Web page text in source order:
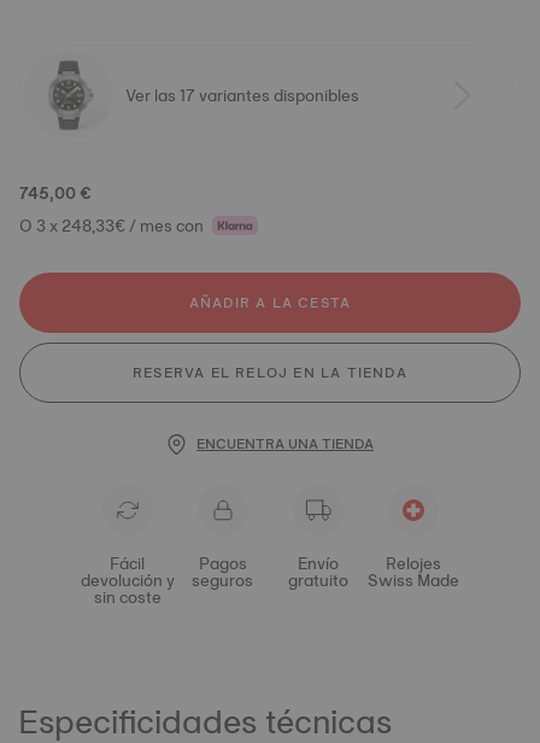
Ver las 17 variantes disponibles
745,00 €
O 3 x 248,33€ / mes con
AÑADIR A LA CESTA
RESERVA EL RELOJ EN LA TIENDA
ENCUENTRA UNA TIENDA
Fácil
devolución y
sin coste
Pagos
seguros
Envío
gratuito
Relojes
Swiss Made
Especificidades técnicas